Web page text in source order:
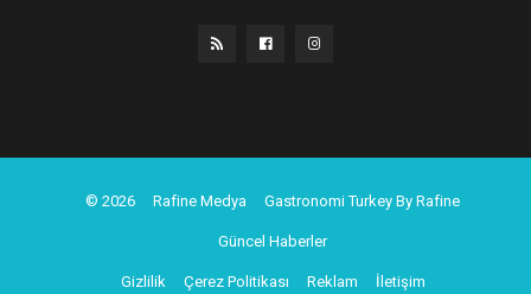
© 2026 Rafine Medya Gastronomi Turkey By Rafine
Güncel Haberler
Gizlilik Çerez Politikası Reklam İletişim